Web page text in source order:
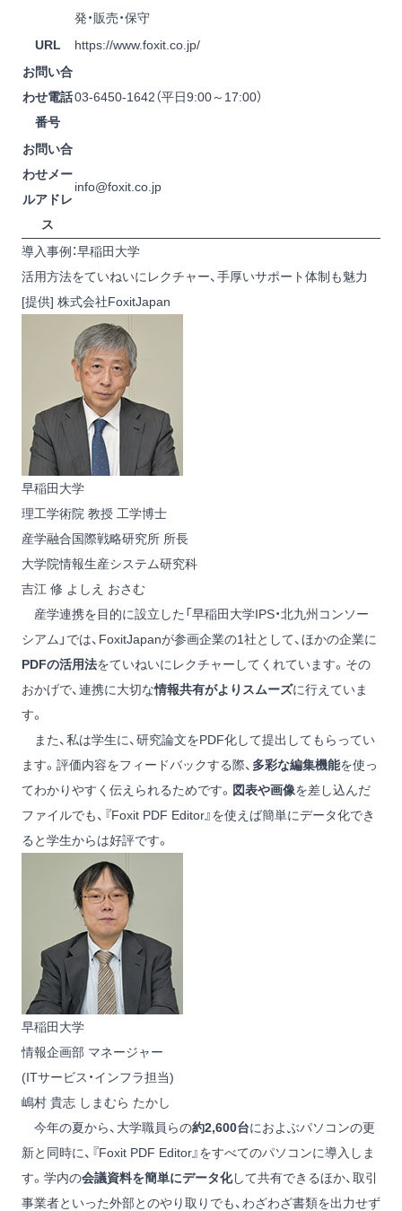
発・販売・保守
URL
https://www.foxit.co.jp/
お問い合
わせ電話
番号
03-6450-1642（平日9:00～17:00）
お問い合
わせメー
ルアドレ
ス
info@foxit.co.jp
導入事例：早稲田大学
活用方法をていねいにレクチャー、手厚いサポート体制も魅力
[提供] 株式会社FoxitJapan
早稲田大学
理工学術院 教授 工学博士
産学融合国際戦略研究所 所長
大学院情報生産システム研究科
吉江 修 よしえ おさむ
産学連携を目的に設立した「早稲田大学IPS・北九州コンソー
シアム」では、FoxitJapanが参画企業の1社として、ほかの企業に
PDFの活用法をていねいにレクチャーしてくれています。その
おかげで、連携に大切な情報共有がよりスムーズに行えていま
す。
また、私は学生に、研究論文をPDF化して提出してもらってい
ます。評価内容をフィードバックする際、 多彩な編集機能を使っ
てわかりやすく伝えられるためです。 図表や画像を差し込んだ
ファイルでも、『Foxit PDF Editor』を使えば簡単にデータ化でき
ると学生からは好評です。
早稲田大学
情報企画部 マネージャー
(ITサービス・インフラ担当)
嶋村 貴志 しまむら たかし
今年の夏から、大学職員らの約2,600台におよぶパソコンの更
新と同時に、『Foxit PDF Editor』をすべてのパソコンに導入しま
す。学内の会議資料を簡単にデータ化して共有できるほか、取引
事業者といった外部とのやり取りでも、わざわざ書類を出力せず